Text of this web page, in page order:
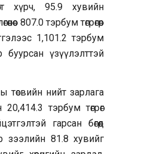
хүрч, 95.9 хувийн
807.0 тэрбум төгрөгөөр
1,101.2 тэрбум
буурсан үзүүлэлттэй
нийт зарлага
тэрбум төгрөг
гарсан бөгөөд
зээлийн 81.8 хувийг